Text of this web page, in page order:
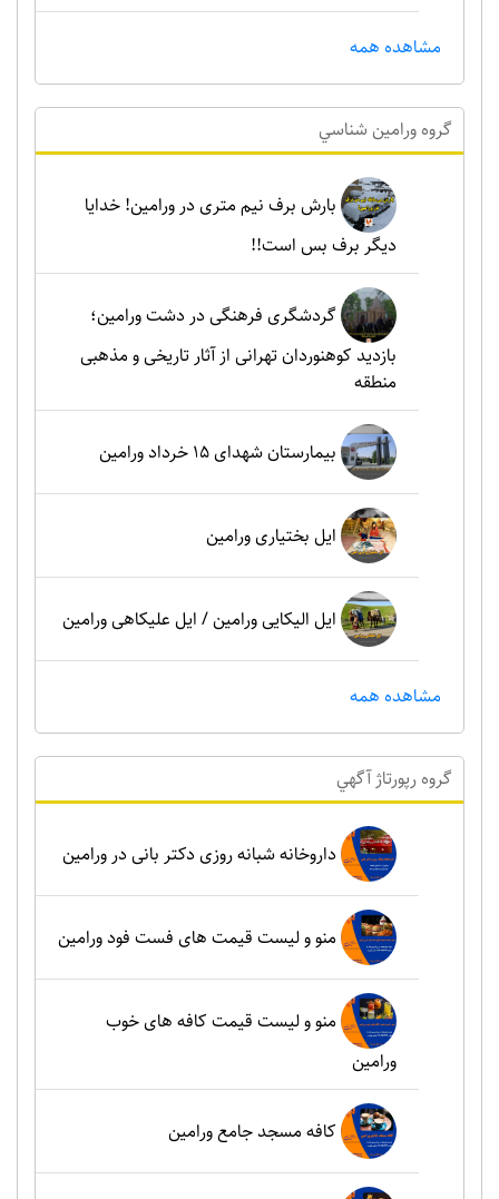
مشاهده همه
گروه ورامين شناسي
بارش برف نیم متری در ورامین! خدایا
دیگر برف بس است!!
گردشگری فرهنگی در دشت ورامین؛
بازدید کوهنوردان تهرانی از آثار تاریخی و مذهبی
منطقه
بیمارستان شهدای 15 خرداد ورامین
ایل بختیاری ورامین
ایل الیکایی ورامین / ایل علیکاهی ورامین
مشاهده همه
گروه رپورتاژ آگهي
داروخانه شبانه روزی دکتر بانی در ورامین
منو و لیست قیمت های فست فود ورامین
منو و لیست قیمت کافه های خوب
ورامین
کافه مسجد جامع ورامین